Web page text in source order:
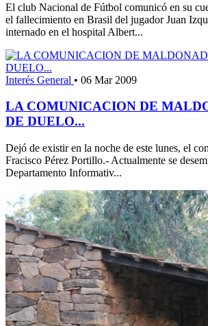
El club Nacional de Fútbol comunicó en su
el fallecimiento en Brasil del jugador Juan
internado en el hospital Albert...
Interés General • 06 Mar 2009
LA COMUNICACION DE
DE DUELO...
Dejó de existir en la noche de este lunes, el
Fracisco Pérez Portillo.- Actualmente se
Departamento Informativ...